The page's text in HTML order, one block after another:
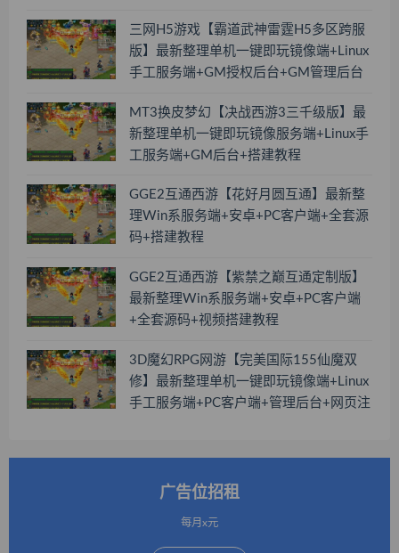
+安卓+搭建教程
三网H5游戏【霸道武神雷霆H5多区跨服
版】最新整理单机一键即玩镜像端+Linux
手工服务端+GM授权后台+GM管理后台
MT3换皮梦幻【决战西游3三千级版】最
新整理单机一键即玩镜像服务端+Linux手
工服务端+GM后台+搭建教程
GGE2互通西游【花好月圆互通】最新整
理Win系服务端+安卓+PC客户端+全套源
码+搭建教程
GGE2互通西游【紫禁之巅互通定制版】
最新整理Win系服务端+安卓+PC客户端
+全套源码+视频搭建教程
3D魔幻RPG网游【完美国际155仙魔双
修】最新整理单机一键即玩镜像端+Linux
手工服务端+PC客户端+管理后台+网页注
广告位招租
每月x元